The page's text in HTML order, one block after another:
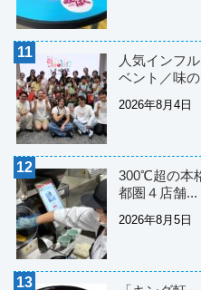
人気インフ
ベント／味
2026年8月4日
300℃超の本
都圏４店舗...
2026年8月5日